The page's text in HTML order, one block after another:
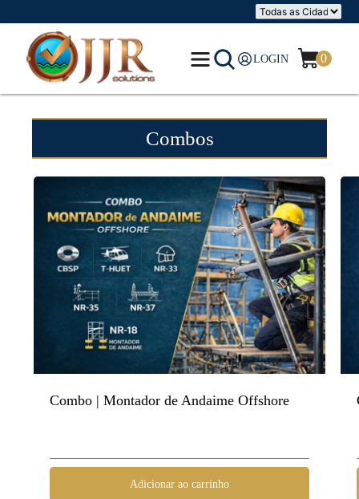
LOGIN 0
Combos
Combo | Montador de Andaime Offshore
Adicionar ao carrinho